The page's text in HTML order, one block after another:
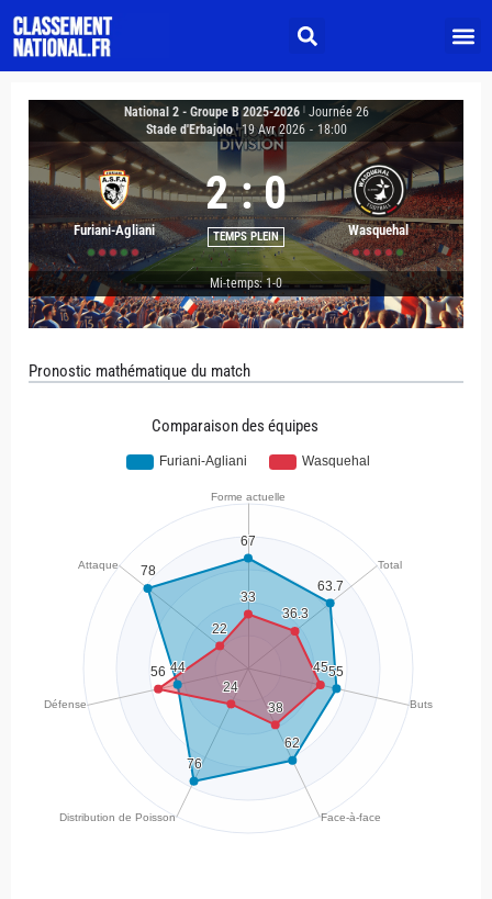
National 2 - Groupe B 2025-2026
Journée 26
Stade d'Erbajolo | 19 Avr 2026 - 18:00
Furiani-Agliani
2 : 0
TEMPS PLEIN Wasquehal
Mi-temps: 1-0
Pronostic mathématique du match
Comparaison des équipes